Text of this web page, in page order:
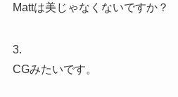
Mattは美じゃなくないですか？
3.
CGみたいです。